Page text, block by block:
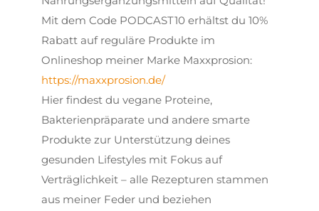
Mit dem Code PODCAST10 erhältst du 10%
Rabatt auf reguläre Produkte im
Onlineshop meiner Marke Maxxprosion:
https://maxxprosion.de/
Hier findest du vegane Proteine,
Bakterienpräparate und andere smarte
Produkte zur Unterstützung deines
gesunden Lifestyles mit Fokus auf
Verträglichkeit – alle Rezepturen stammen
aus meiner Feder und beziehen